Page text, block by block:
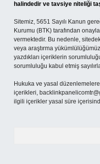
halindedir ve tavsiye niteliği
Sitemiz, 5651 Sayılı Kanun
Kurumu (BTK) tarafından
vermektedir. Bu nedenle,
veya araştırma
yazdıkları içeriklerin
sorumluluğu kabul etmiş
Hukuka ve yasal
içerikleri,
ilgili içerikler yasal süre